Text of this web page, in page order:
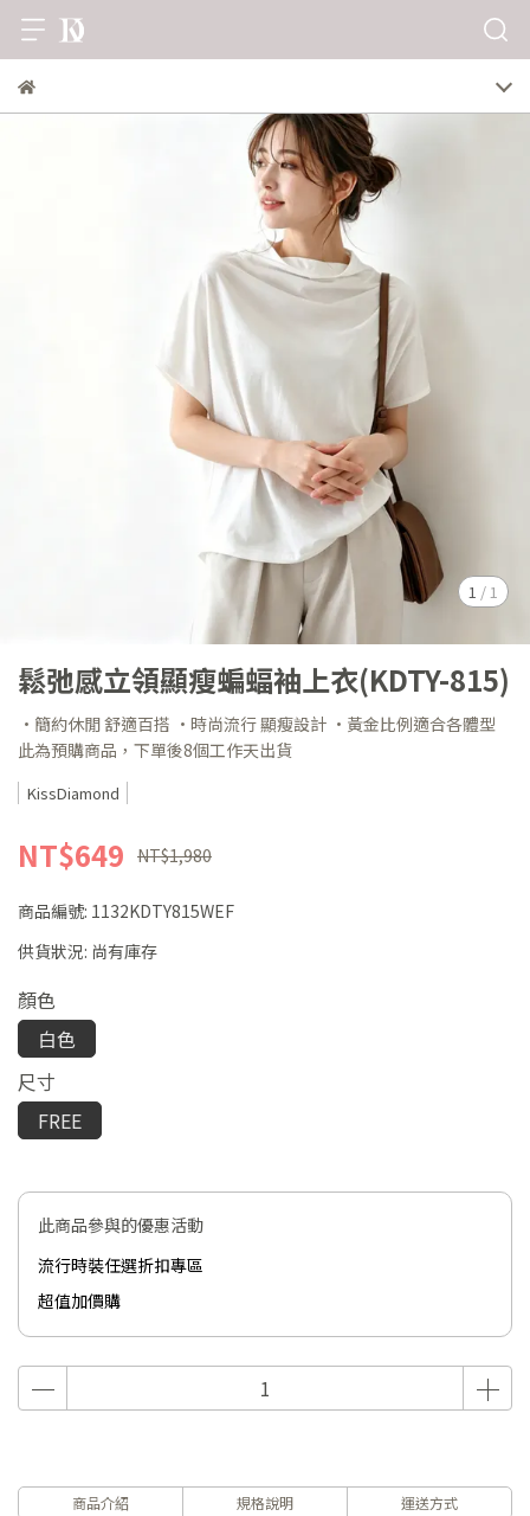
1 / 1
鬆弛感立領顯瘦蝙蝠袖上衣(KDTY-815)
·簡約休閒 舒適百搭 ·時尚流行 顯瘦設計 ·黃金比例適合各體型
此為預購商品，下單後8個工作天出貨
KissDiamond
NT$649 NT$1,980
商品編號: 1132KDTY815WEF
供貨狀況: 尚有庫存
顏色
白色
尺寸
FREE
此商品參與的優惠活動
流行時裝任選折扣專區
超值加價購
商品介紹 規格說明 運送方式